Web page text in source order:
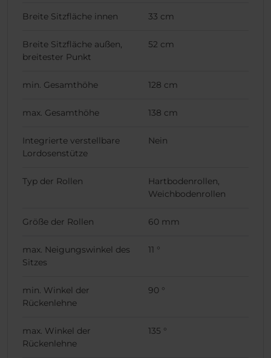
Breite Sitzfläche innen 33 cm
Breite Sitzfläche außen,
breitester Punkt
52 cm
min. Gesamthöhe 128 cm
max. Gesamthöhe 138 cm
Integrierte verstellbare
Lordosenstütze
Nein
Typ der Rollen
Hartbodenrollen,
Weichbodenrollen
Größe der Rollen 60 mm
max. Neigungswinkel des
Sitzes
11 °
min. Winkel der
Rückenlehne
90 °
max. Winkel der
Rückenlehne
135 °